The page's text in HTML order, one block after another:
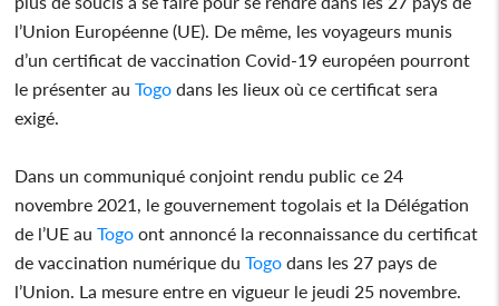
l’Union Européenne (UE). De même, les voyageurs munis
d’un certificat de vaccination Covid-19 européen pourront
le présenter auTogo dans les lieux où ce certificat sera
exigé.
Dans un communiqué conjoint rendu public ce 24
novembre 2021, le gouvernement togolais et la Délégation
de l’UE auTogo ont annoncé la reconnaissance du certificat
de vaccination numérique duTogo dans les 27 pays de
l’Union. La mesure entre en vigueur le jeudi 25 novembre.